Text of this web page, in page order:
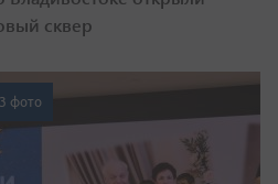
сквер
фото